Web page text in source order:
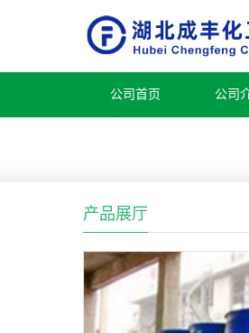
公司首页 公司
产品展厅